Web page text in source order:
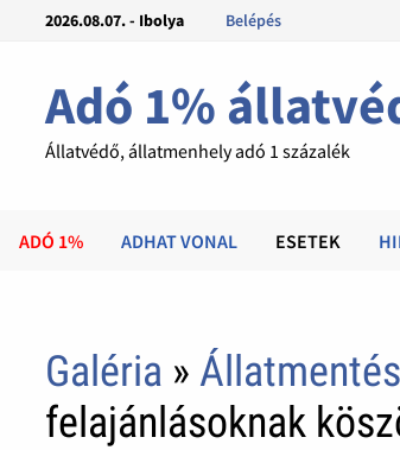
2026.08.07. - Ibolya Belépés
Adó 1%
Állatvédő, állatmenhely adó 1 százalék
ADÓ 1% ADHAT VONAL ESETEK
Galéria » Állatmentés
felajánlásoknak